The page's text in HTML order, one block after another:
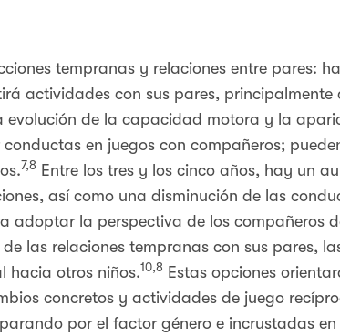
tempranas y relaciones entre pares:
actividades con sus pares, principalmente
evolución de la capacidad motora y la
en juegos con compañeros;
7,8 Entre los tres y los cinco años, hay un
así como una disminución de las
la perspectiva de los compañeros
las relaciones tempranas con sus pares,
hacia otros niños.10,8 Estas opciones
concretos y actividades de juego
por el factor género e incrustadas